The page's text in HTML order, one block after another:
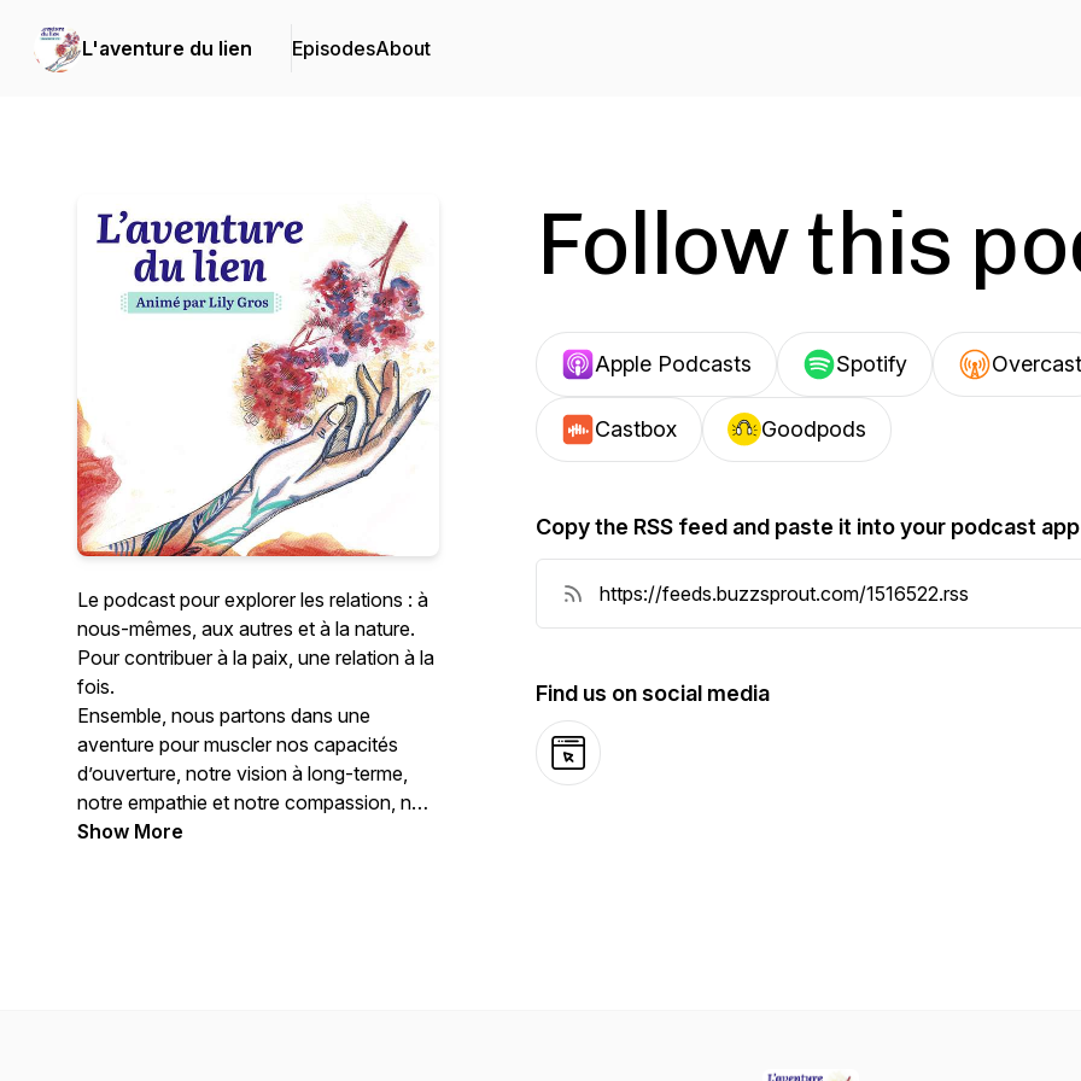
L'aventure du lien EpisodesAbout
Le podcast pour explorer les relations : à
nous-mêmes, aux autres et à la nature.
Pour contribuer à la paix, une relation à la
fois.
Ensemble, nous partons dans une
aventure pour muscler nos capacités
d’ouverture, notre vision à long-terme,
notre empathie et notre compassion, nos
compétences de communication et notre
Show More
Follow this
Apple Podcasts Spotify Overcast
Castbox Goodpods
Copy the RSS feed and paste it into your podcast app
Find us on social media
Website